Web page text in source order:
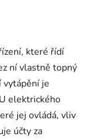
které řídí
ní vlastně topný
vytápění je
elektrického
jej ovládá, vliv
účty za